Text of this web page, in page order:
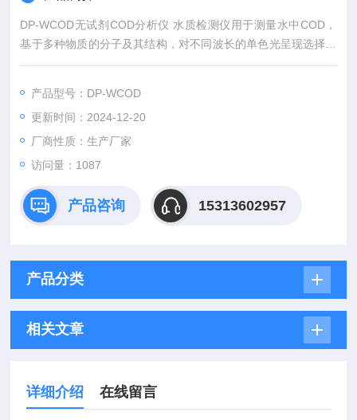
DP-WCOD无试剂COD分析仪 水质检测仪用于测量水中COD，
基于多种物质的分子及其结构，对不同波长的单色光呈现选择性
吸收的特性。
产品型号：DP-WCOD
更新时间：2024-12-20
厂商性质：生产厂家
访问量：1087
产品咨询 15313602957
产品分类
相关文章
详细介绍 在线留言